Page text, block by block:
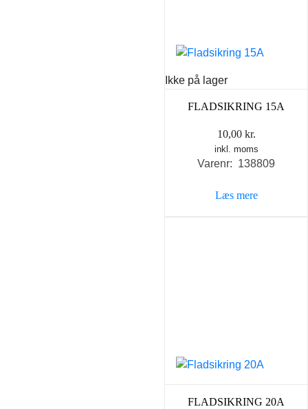
Ikke på lager
FLADSIKRING 15A
10,00 kr.
inkl. moms
Varenr: 138809
Læs mere
FLADSIKRING 20A